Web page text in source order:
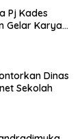
Pj Kades
Gelar Karya
Dinas
Sekolah